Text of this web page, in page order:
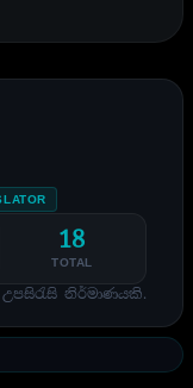
18
TOTAL
නිර්මාණයකි.